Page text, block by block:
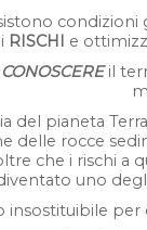
RISCHI e
CONOSCEREil
del pianeta
delle rocce
che i rischi a
uno
insostituibile